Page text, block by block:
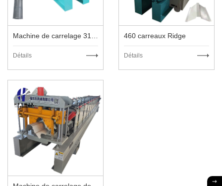
Détails
460 carreaux Ridge
Détails